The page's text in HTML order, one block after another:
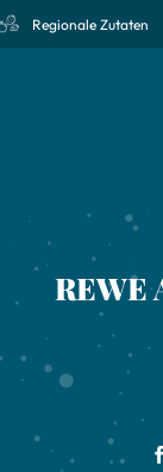
Regionale Zutaten
REWE